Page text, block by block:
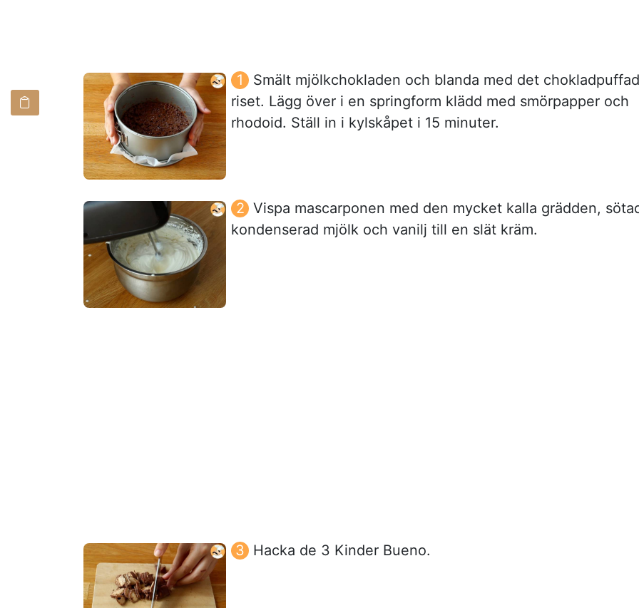
Smält mjölkchokladen och blanda med det
riset. Lägg över i en springform klädd med smörpapper och
rhodoid. Ställ in i kylskåpet i 15 minuter.
Vispa mascarponen med den mycket kalla grädden,
kondenserad mjölk och vanilj till en slät kräm.
Hacka de 3 Kinder Bueno.